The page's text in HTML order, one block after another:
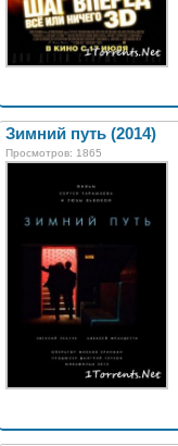
Зимний путь (2014)
Просмотров: 1865